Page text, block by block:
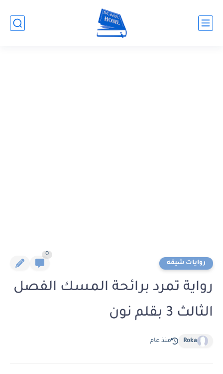
روايات شيقه
0
رواية تمرد برائحة المسك الفصل
الثالث 3 بقلم نون
Roka منذ عام